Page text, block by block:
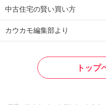
中古住宅の賢い買い方
カウカモ編集部より
トップ